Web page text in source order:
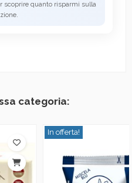
scoprire quanto risparmi sulla
categoria: